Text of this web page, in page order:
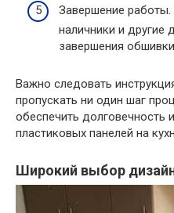
Завершение работы.
наличники и другие
завершения
Важно следовать
пропускать ни один шаг
обеспечить долговечность
пластиковых панелей на
Широкий выбор